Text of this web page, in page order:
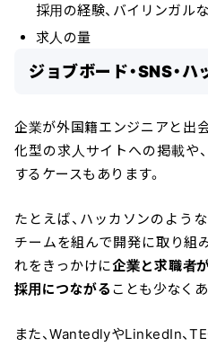
採用の経験、バイリンガル
求人の量
ジョブボード・SNS・
企業が外国籍エンジニアと出
化型の求人サイトへの掲載や
するケースもあります。
たとえば、ハッカソンのよう
チームを組んで開発に取り組
れをきっかけに企業と求職者
採用につながる ことも少なく
また、WantedlyやLinkedIn、